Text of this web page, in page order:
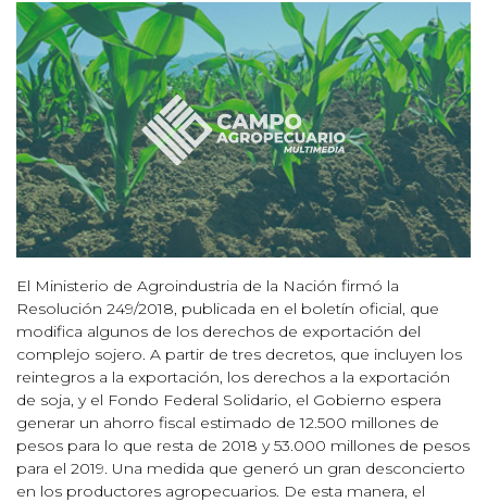
El Ministerio de Agroindustria de la Nación firmó la
Resolución 249/2018, publicada en el boletín oficial, que
modifica algunos de los derechos de exportación del
complejo sojero. A partir de tres decretos, que incluyen los
reintegros a la exportación, los derechos a la exportación
de soja, y el Fondo Federal Solidario, el Gobierno espera
generar un ahorro fiscal estimado de 12.500 millones de
pesos para lo que resta de 2018 y 53.000 millones de pesos
para el 2019. Una medida que generó un gran desconcierto
en los productores agropecuarios. De esta manera, el